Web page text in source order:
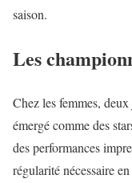
saison.
Les
Chez les femmes,
émergé comme des
des performances
régularité nécessaire